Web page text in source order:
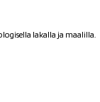
lakalla ja maalilla.